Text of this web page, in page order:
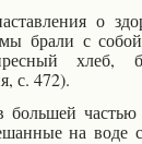
о
мыбрали с
хлеб,
с. 472).
большей
на воде